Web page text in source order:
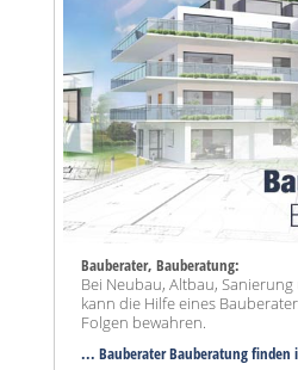
Bauberater, Bauberatung:
Bei Neubau, Altbau,
kann die Hilfe eines
Folgen bewahren.
... Bauberater Bauberatung finden